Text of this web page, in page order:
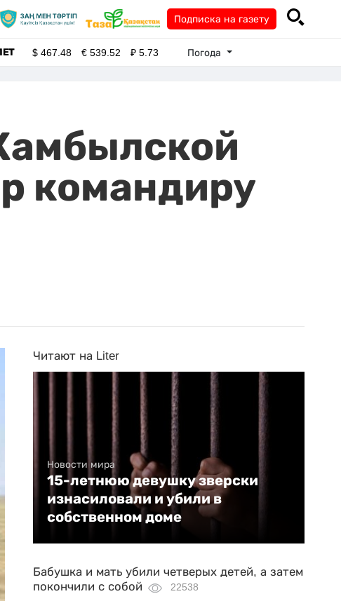
Подписка на газету
$467.48 €539.52 ₽5.73 Погода
командиру
Читают на Liter
Новости мира
15-летнюю девушку зверски
изнасиловали и убили в
собственном доме
Бабушка и мать убили четверых детей, а затем
покончили с собой
22538